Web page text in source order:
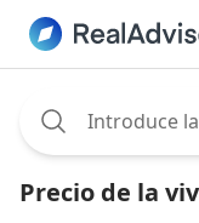
Precio de la